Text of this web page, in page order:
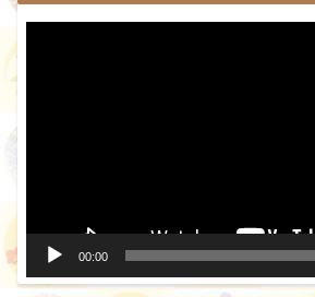
00:00